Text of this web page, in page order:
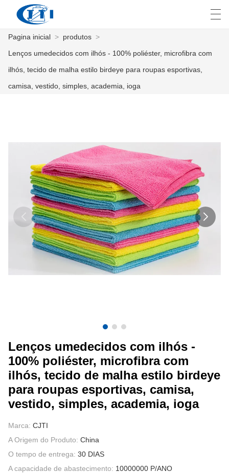
SOBRE NÓS
NOTÍCIA
INDÚSTRIA
FALE CONOSCO
العربية česky
Pagina inicial > produtos >
Lenços umedecidos com ilhós - 100% poliéster, microfibra com
ilhós, tecido de malha estilo birdeye para roupas esportivas,
camisa, vestido, simples, academia, ioga
Lenços umedecidos com ilhós -
100% poliéster, microfibra com
ilhós, tecido de malha estilo birdeye
para roupas esportivas, camisa,
vestido, simples, academia, ioga
Marca: CJTI
A Origem do Produto: China
O tempo de entrega: 30 DIAS
A capacidade de abastecimento: 10000000 P/ANO